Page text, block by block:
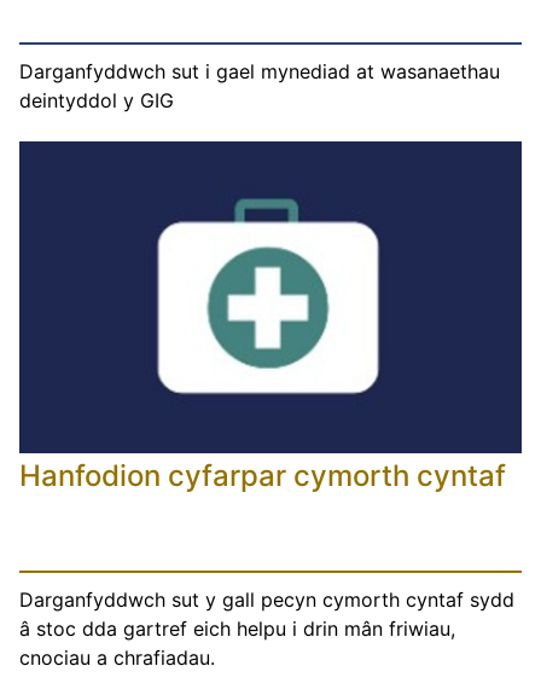
Darganfyddwch sut i gael mynediad at wasanaethau
deintyddol y GIG
Hanfodion cyfarpar cymorth cyntaf
Darganfyddwch sut y gall pecyn cymorth cyntaf sydd
â stoc dda gartref eich helpu i drin mân friwiau,
cnociau a chrafiadau.